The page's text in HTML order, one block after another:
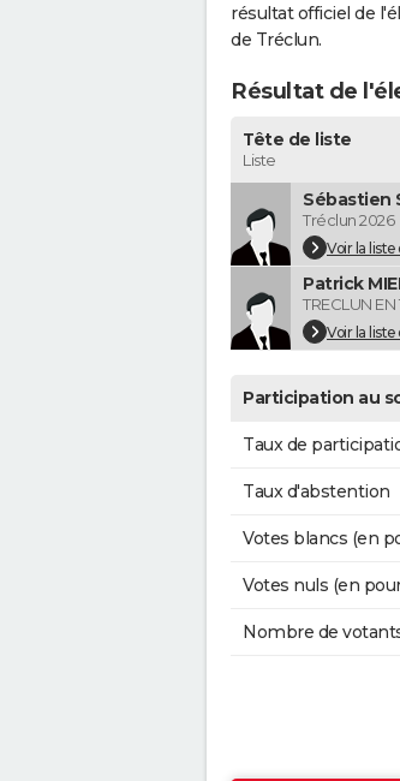
résultat officiel de
de Tréclun.
Résultat de
Tête de liste
Liste
Sébastien
Tréclun 2026
Voir la liste
Patrick
TRECLUN
Voir la liste
Participation au
Taux de
Taux d'abstention
Votes blancs (en
Votes nuls (en
Nombre de